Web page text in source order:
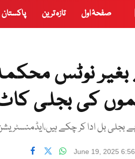
صفحۂ اول تازہ ترین پاکستان
نوٹس
کی بجلی
June 19, 2025